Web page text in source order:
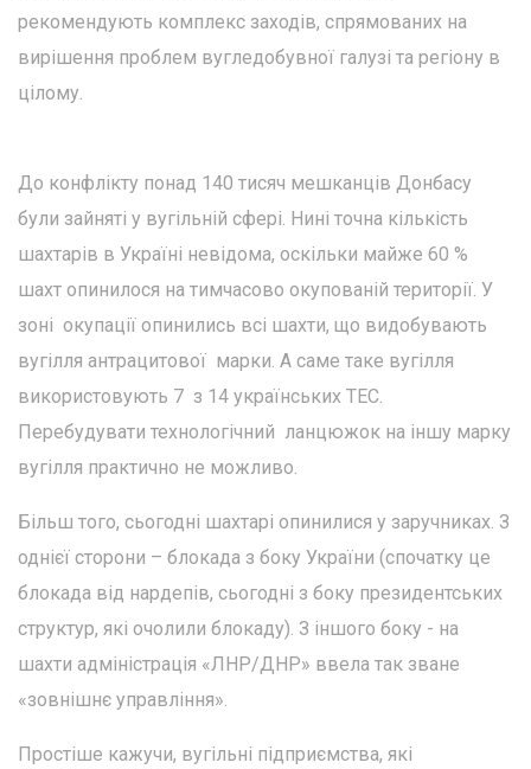
рекомендують комплекс заходів, спрямованих на
вирішення проблем вугледобувної галузі та регіону в
цілому.
До конфлікту понад 140 тисяч мешканців Донбасу
були зайняті у вугільній сфері. Нині точна кількість
шахтарів в Україні невідома, оскільки майже 60 %
шахт опинилося на тимчасово окупованій території. У
зоні окупації опинились всі шахти, що видобувають
вугілля антрацитової марки. А саме таке вугілля
використовують 7 з 14 українських ТЕС.
Перебудувати технологічний ланцюжок на іншу марку
вугілля практично не можливо.
Більш того, сьогодні шахтарі опинилися у заручниках. З
однієї сторони – блокада з боку України (спочатку це
блокада від нардепів, сьогодні з боку президентських
структур, які очолили блокаду). З іншого боку - на
шахти адміністрація «ЛНР/ДНР» ввела так зване
«зовнішнє управління».
Простіше кажучи, вугільні підприємства, які